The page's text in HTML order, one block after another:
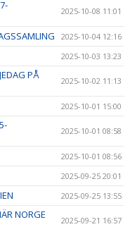
2025-10-08 11:01
2025-10-04 12:16
2025-10-03 13:23
PÅ
2025-10-02 11:13
2025-10-01 15:00
2025-10-01 08:58
2025-10-01 08:56
2025-09-25 20:01
2025-09-25 13:55
NORGE
2025-09-21 16:57